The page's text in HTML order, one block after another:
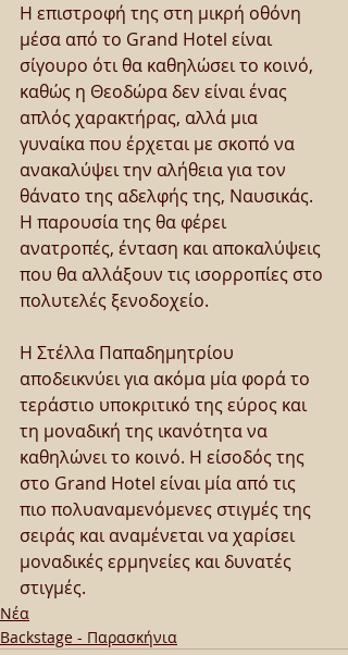
Η επιστροφή της στη μικρή οθόνη
μέσα από το Grand Hotel είναι
σίγουρο ότι θα καθηλώσει το κοινό,
καθώς η Θεοδώρα δεν είναι ένας
απλός χαρακτήρας, αλλά μια
γυναίκα που έρχεται με σκοπό να
ανακαλύψει την αλήθεια για τον
θάνατο της αδελφής της, Ναυσικάς.
Η παρουσία της θα φέρει
ανατροπές, ένταση και αποκαλύψεις
που θα αλλάξουν τις ισορροπίες στο
πολυτελές ξενοδοχείο.
Η Στέλλα Παπαδημητρίου
αποδεικνύει για ακόμα μία φορά το
τεράστιο υποκριτικό της εύρος και
τη μοναδική της ικανότητα να
καθηλώνει το κοινό. Η είσοδός της
στο Grand Hotel είναι μία από τις
πιο πολυαναμενόμενες στιγμές της
σειράς και αναμένεται να χαρίσει
μοναδικές ερμηνείες και δυνατές
στιγμές.
Νέα
Backstage - Παρασκήνια